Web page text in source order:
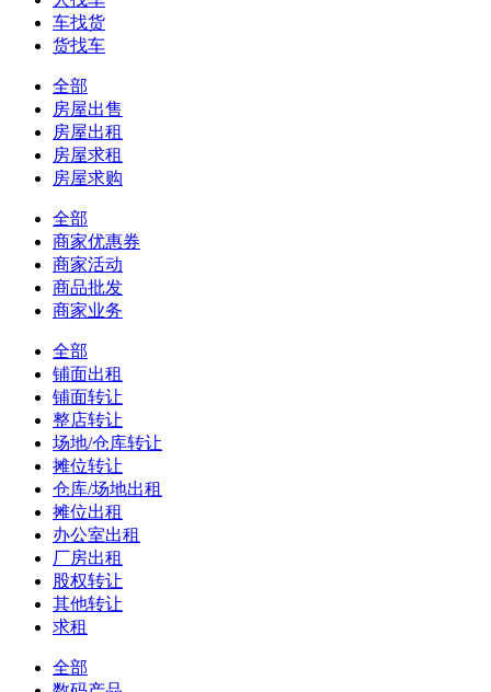
车找货
货找车
全部
房屋出售
房屋出租
房屋求租
房屋求购
全部
商家优惠券
商家活动
商品批发
商家业务
全部
铺面出租
铺面转让
整店转让
场地/仓库转让
摊位转让
仓库/场地出租
摊位出租
办公室出租
厂房出租
股权转让
其他转让
求租
全部